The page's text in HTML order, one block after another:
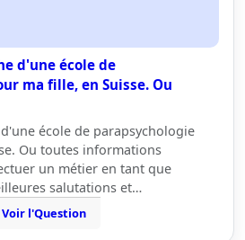
d'une école de
ma fille, en Suisse. Ou
école de parapsychologie
Ou toutes informations
un métier en tant que
salutations et…
Voir l'Question